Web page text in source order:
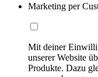
Marketing per
Mit deiner
unserer Website
Produkte. Dazu